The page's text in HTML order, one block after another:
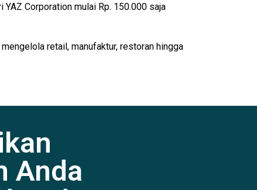
Corporation mulai Rp. 150.000 saja
retail, manufaktur, restoran hingga
Anda